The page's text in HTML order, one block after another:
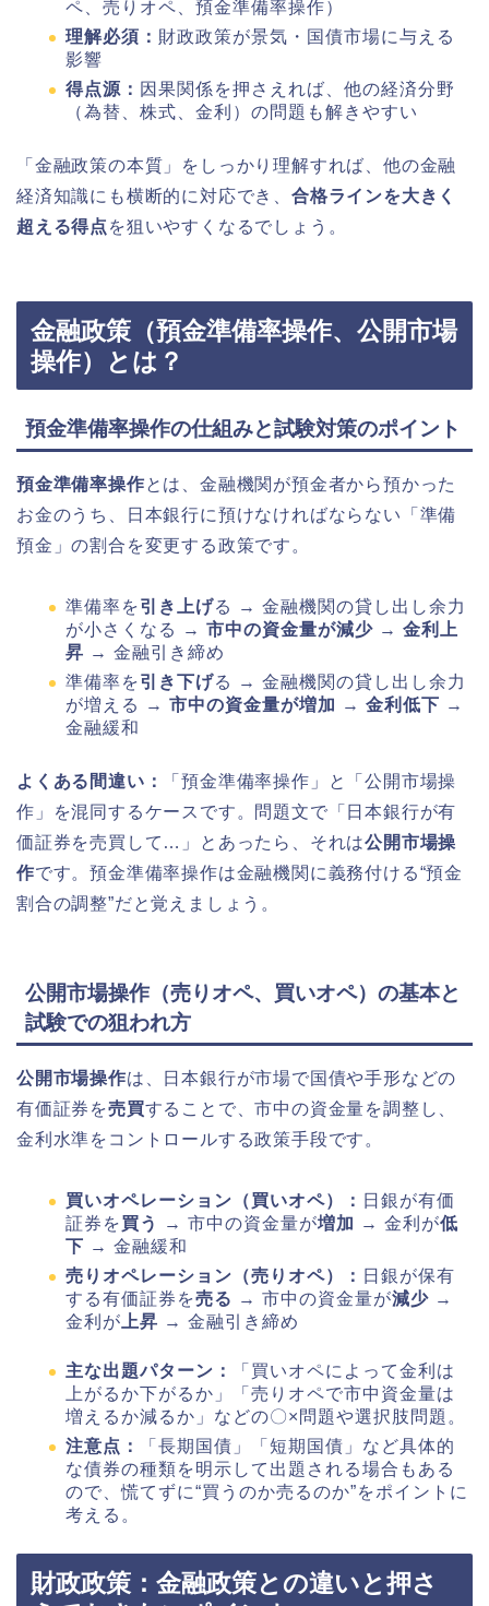
ペ、売りオペ、預金準備率操作）
理解必須： 財政政策が景気・国債市場に与える
影響
得点源： 因果関係を押さえれば、他の経済分野
（為替、株式、金利）の問題も解きやすい
「金融政策の本質」をしっかり理解すれば、他の金融
経済知識にも横断的に対応でき、 合格ラインを大きく
超える得点 を狙いやすくなるでしょう。
金融政策（預金準備率操作、公開市場
操作）とは？
預金準備率操作の仕組みと試験対策のポイント
預金準備率操作とは、金融機関が預金者から預かった
お金のうち、日本銀行に預けなければならない「準備
預金」の割合を変更する政策です。
準備率を 引き上げる → 金融機関の貸し出し余力
が小さくなる → 市中の資金量が減少 → 金利上
昇 → 金融引き締め
準備率を引き下げる → 金融機関の貸し出し余力
が増える → 市中の資金量が増加 → 金利低下 →
金融緩和
よくある間違い：
「預金準備率操作」と「公開市場操
作」を混同するケースです。問題文で「日本銀行が有
価証券を売買して…」とあったら、それは公開市場操
作です。預金準備率操作は金融機関に義務付ける“預金
割合の調整”だと覚えましょう。
公開市場操作（売りオペ、買いオペ）の基本と
試験での狙われ方
公開市場操作は、日本銀行が市場で国債や手形などの
有価証券を売買することで、市中の資金量を調整し、
金利水準をコントロールする政策手段です。
買いオペレーション（買いオペ）： 日銀が有価
証券を買う → 市中の資金量が増加 → 金利が低
下 → 金融緩和
売りオペレーション（売りオペ）： 日銀が保有
する有価証券を売る → 市中の資金量が減少 →
金利が 上昇 → 金融引き締め
主な出題パターン：
「買いオペによって金利は
上がるか下がるか」「売りオペで市中資金量は
増えるか減るか」などの〇×問題や選択肢問題。
注意点：
「長期国債」「短期国債」など具体的
な債券の種類を明示して出題される場合もある
ので、慌てずに“買うのか売るのか”をポイントに
考える。
財政政策：金融政策との違いと押さ